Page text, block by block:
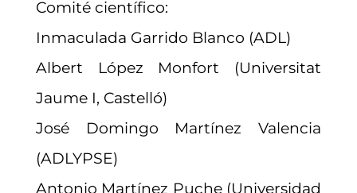
Comité científico:
Inmaculada Garrido Blanco (ADL)
Albert López Monfort (Universitat
Jaume I, Castelló)
José Domingo Martínez Valencia
(ADLYPSE)
Antonio Martínez Puche (Universidad